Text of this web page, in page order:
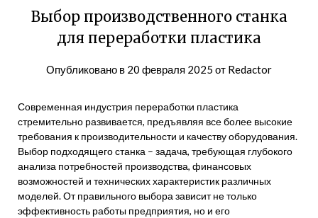
Выбор производственного станка
для переработки пластика
Опубликовано в 20 февраля 2025 от Redactor
Современная индустрия переработки пластика
стремительно развивается, предъявляя все более высокие
требования к производительности и качеству оборудования.
Выбор подходящего станка – задача, требующая глубокого
анализа потребностей производства, финансовых
возможностей и технических характеристик различных
моделей. От правильного выбора зависит не только
эффективность работы предприятия, но и его